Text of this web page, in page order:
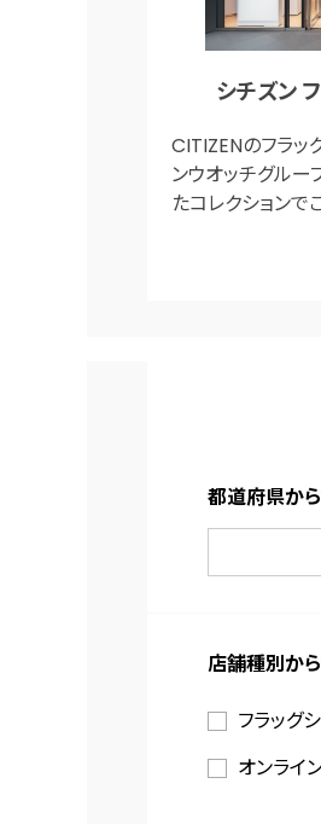
シチズン
CITIZENのフラッ
ンウオッチグルー
たコレクションで
都道府県か
店舗種別か
フラッグ
オンライ